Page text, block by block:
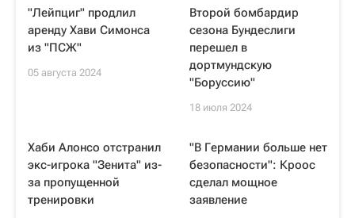
"Лейпциг" продлил
аренду Хави Симонса
из "ПСЖ"
05 августа 2024
Второй бомбардир
сезона Бундеслиги
перешел в
дортмундскую
"Боруссию"
18 июля 2024
Хаби Алонсо отстранил
экс-игрока "Зенита" из-
за пропущенной
тренировки
"В Германии больше нет
безопасности": Кроос
сделал мощное
заявление